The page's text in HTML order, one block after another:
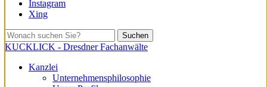
Instagram
Xing
Suchen
KUCKLICK - Dresdner Fachanwälte
Kanzlei
Unternehmensphilosophie